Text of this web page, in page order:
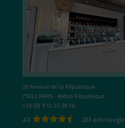
20 Avenue de la République
75011 PARIS - Métro République
+33 (0) 9 51 35 99 36
4.8 - 203 avis Google